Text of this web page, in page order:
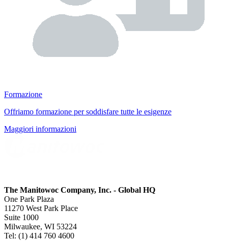
Formazione
Offriamo formazione per soddisfare tutte le esigenze
Maggiori informazioni
The Manitowoc Company, Inc. - Global HQ
One Park Plaza
11270 West Park Place
Suite 1000
Milwaukee, WI 53224
Tel: (1) 414 760 4600